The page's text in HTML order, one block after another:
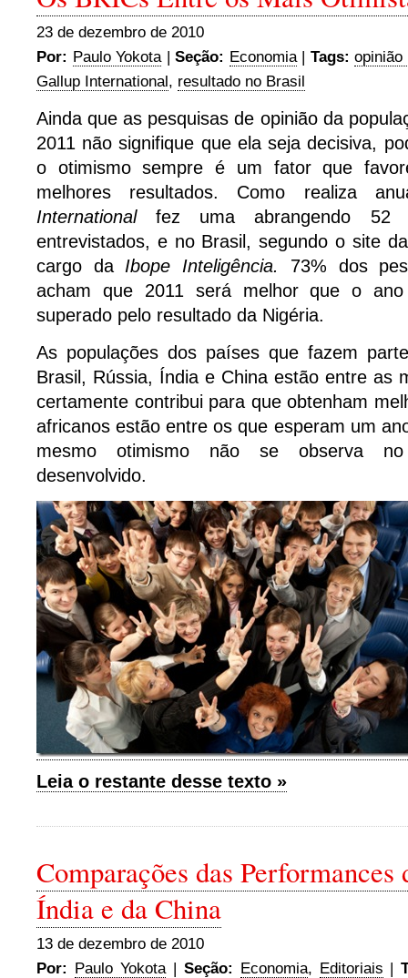
23 de dezembro de 2010
Por: Paulo Yokota| Seção: Economia| Tags: opinião
Gallup International, resultado no Brasil
Ainda que as pesquisas de opinião da
2011 não signifique que ela seja decisiva,
o otimismo sempre é um fator que
melhores resultados. Como realiza
Internationalfez uma abrangendo
entrevistados, e no Brasil, segundo o site
cargo da Ibope Inteligência. 73% dos
acham que 2011 será melhor que o
superado pelo resultado da Nigéria.
As populações dos países que fazem
Brasil, Rússia, Índia e China estão entre as
certamente contribui para que obtenham
africanos estão entre os que esperam um
mesmo otimismo não se observa no
desenvolvido.
Leia o restante desse texto »
Comparações das
Índia e da China
13 de dezembro de 2010
Por: Paulo Yokota| Seção: Economia, Editoriais |